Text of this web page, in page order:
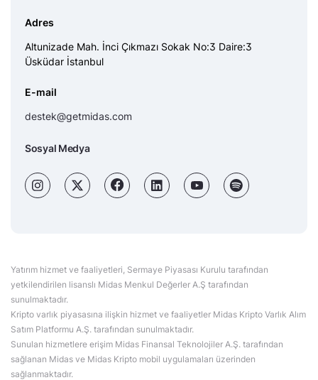
Adres
Altunizade Mah. İnci Çıkmazı Sokak No:3 Daire:3
Üsküdar İstanbul
E-mail
destek@getmidas.com
Sosyal Medya
Yatırım hizmet ve faaliyetleri, Sermaye Piyasası Kurulu tarafından
yetkilendirilen lisanslı Midas Menkul Değerler A.Ş tarafından
sunulmaktadır.
Kripto varlık piyasasına ilişkin hizmet ve faaliyetler Midas Kripto Varlık Alım
Satım Platformu A.Ş. tarafından sunulmaktadır.
Sunulan hizmetlere erişim Midas Finansal Teknolojiler A.Ş. tarafından
sağlanan Midas ve Midas Kripto mobil uygulamaları üzerinden
sağlanmaktadır.